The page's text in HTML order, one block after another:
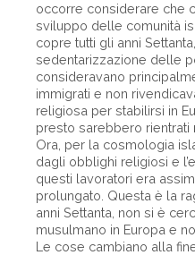
occorre considerare che
sviluppo delle comunità
copre tutti gli anni
sedentarizzazione delle
consideravano
immigrati e non
religiosa per stabilirsi in
presto sarebbero rientrati
Ora, per la cosmologia
dagli obblighi religiosi e
questi lavoratori era
prolungato. Questa è la
anni Settanta, non si è
musulmano in Europa e
Le cose cambiano alla